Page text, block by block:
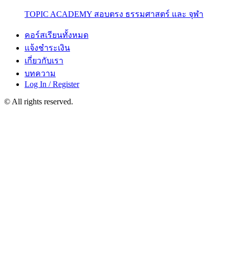
TOPIC ACADEMY สอบตรง ธรรมศาสตร์ และ จุฬา
คอร์สเรียนทั้งหมด
แจ้งชำระเงิน
เกี่ยวกับเรา
บทความ
Log In / Register
© All rights reserved.